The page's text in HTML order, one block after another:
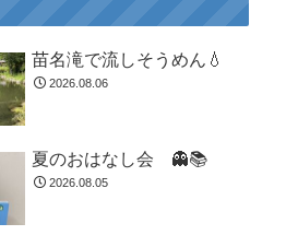
苗名滝で流しそうめん💧
2026.08.06
夏のおはなし会 👻📚️
2026.08.05